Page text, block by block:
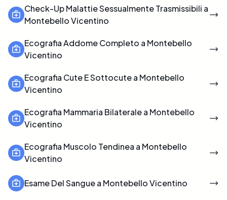
Check-Up Malattie Sessualmente Trasmissibili a
Montebello Vicentino
Ecografia Addome Completo a Montebello
Vicentino
Ecografia Cute E Sottocute a Montebello
Vicentino
Ecografia Mammaria Bilaterale a Montebello
Vicentino
Ecografia Muscolo Tendinea a Montebello
Vicentino
Esame Del Sangue a Montebello Vicentino